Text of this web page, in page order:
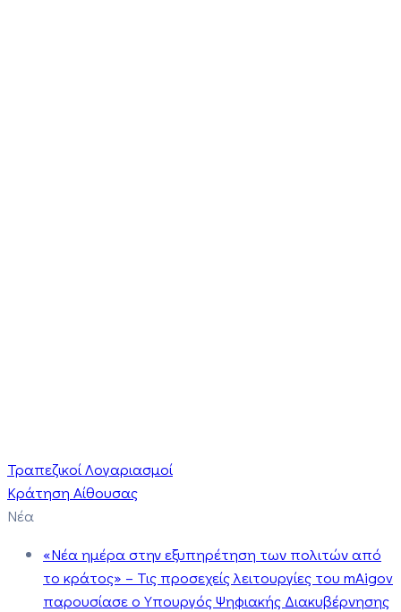
Τραπεζικοί Λογαριασμοί
Κράτηση Αίθουσας
Νέα
«Νέα ημέρα στην εξυπηρέτηση των πολιτών από
το κράτος» – Τις προσεχείς λειτουργίες του mAigov
παρουσίασε ο Υπουργός Ψηφιακής Διακυβέρνησης